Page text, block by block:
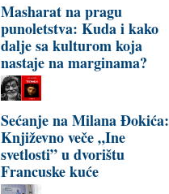
Masharat na pragu
punoletstva: Kuda i kako
dalje sa kulturom koja
nastaje na marginama?
Sećanje na Milana Đokića:
Književno veče „Ine
svetlosti” u dvorištu
Francuske kuće